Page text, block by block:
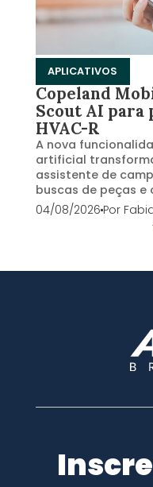
APLICATIVOS
Copeland
Scout AI para
HVAC-R
A nova
artificial
assistente de
buscas de peças
04/08/2026Por